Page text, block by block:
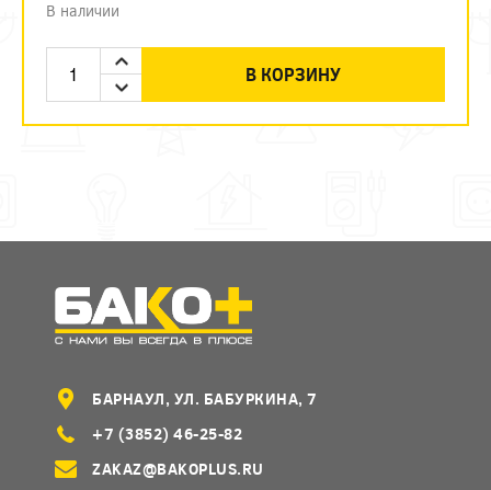
В наличии
В КОРЗИНУ
БАРНАУЛ, УЛ. БАБУРКИНА, 7
+7 (3852) 46-25-82
ZAKAZ@BAKOPLUS.RU